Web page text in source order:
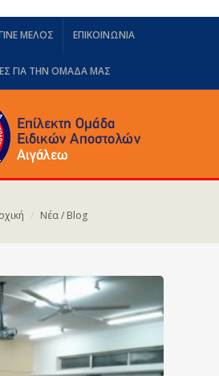
ΜΕΛΟΣ ΕΠΙΚΟΙΝΩΝΙΑ
ΓΙΑ ΤΗΝ ΟΜΆΔΑ ΜΑΣ
Νέα / Blog